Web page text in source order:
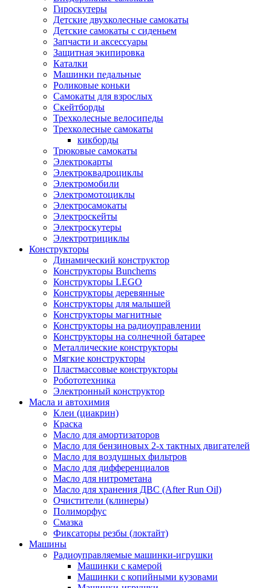
Гироскутеры
Детские двухколесные самокаты
Детские самокаты с сиденьем
Запчасти и аксессуары
Защитная экипировка
Каталки
Машинки педальные
Роликовые коньки
Самокаты для взрослых
Скейтборды
Трехколесные велосипеды
Трехколесные самокаты
кикборды
Трюковые самокаты
Электрокарты
Электроквадроциклы
Электромобили
Электромотоциклы
Электросамокаты
Электроскейты
Электроскутеры
Электротрициклы
Конструкторы
Динамический конструктор
Конструкторы Bunchems
Конструкторы LEGO
Конструкторы деревянные
Конструкторы для малышей
Конструкторы магнитные
Конструкторы на радиоуправлении
Конструкторы на солнечной батарее
Металлические конструкторы
Мягкие конструкторы
Пластмассовые конструкторы
Робототехника
Электронный конструктор
Масла и автохимия
Клеи (циакрин)
Краска
Масло для амортизаторов
Масло для бензиновых 2-х тактных двигателей
Масло для воздушных фильтров
Масло для дифференциалов
Масло для нитрометана
Масло для хранения ДВС (After Run Oil)
Очистители (клинеры)
Полиморфус
Смазка
Фиксаторы резбы (локтайт)
Машины
Радиоуправляемые машинки-игрушки
Машинки с камерой
Машинки с копийными кузовами